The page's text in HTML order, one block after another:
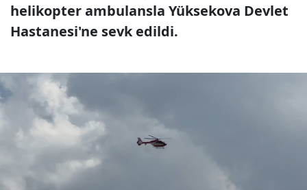
helikopter ambulansla Yüksekova Devlet
Hastanesi'ne sevk edildi.